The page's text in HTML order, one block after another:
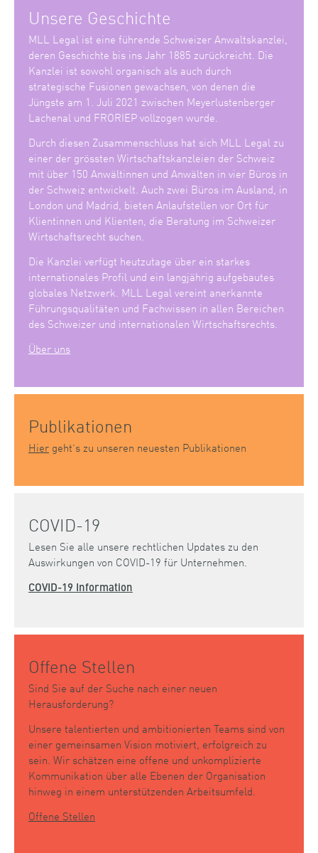
Unsere Geschichte
MLL Legal ist eine führende Schweizer Anwaltskanzlei,
deren Geschichte bis ins Jahr 1885 zurückreicht. Die
Kanzlei ist sowohl organisch als auch durch
strategische Fusionen gewachsen, von denen die
Jüngste am 1. Juli 2021 zwischen Meyerlustenberger
Lachenal und FRORIEP vollzogen wurde.
Durch diesen Zusammenschluss hat sich MLL Legal zu
einer der grössten Wirtschaftskanzleien der Schweiz
mit über 150 Anwältinnen und Anwälten in vier Büros in
der Schweiz entwickelt. Auch zwei Büros im Ausland, in
London und Madrid, bieten Anlaufstellen vor Ort für
Klientinnen und Klienten, die Beratung im Schweizer
Wirtschaftsrecht suchen.
Die Kanzlei verfügt heutzutage über ein starkes
internationales Profil und ein langjährig aufgebautes
globales Netzwerk. MLL Legal vereint anerkannte
Führungsqualitäten und Fachwissen in allen Bereichen
des Schweizer und internationalen Wirtschaftsrechts.
Über uns
Publikationen
Hier geht’s zu unseren neuesten Publikationen
COVID-19
Lesen Sie alle unsere rechtlichen Updates zu den
Auswirkungen von COVID-19 für Unternehmen.
COVID-19 Information
Offene Stellen
Sind Sie auf der Suche nach einer neuen
Herausforderung?
Unsere talentierten und ambitionierten Teams sind von
einer gemeinsamen Vision motiviert, erfolgreich zu
sein. Wir schätzen eine offene und unkomplizierte
Kommunikation über alle Ebenen der Organisation
hinweg in einem unterstützenden Arbeitsumfeld.
Offene Stellen